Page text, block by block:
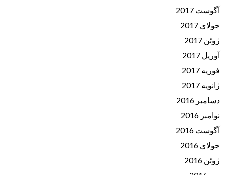
آگوست 2017
جولای 2017
ژوئن 2017
آوریل 2017
فوریه 2017
ژانویه 2017
دسامبر 2016
نوامبر 2016
آگوست 2016
جولای 2016
ژوئن 2016